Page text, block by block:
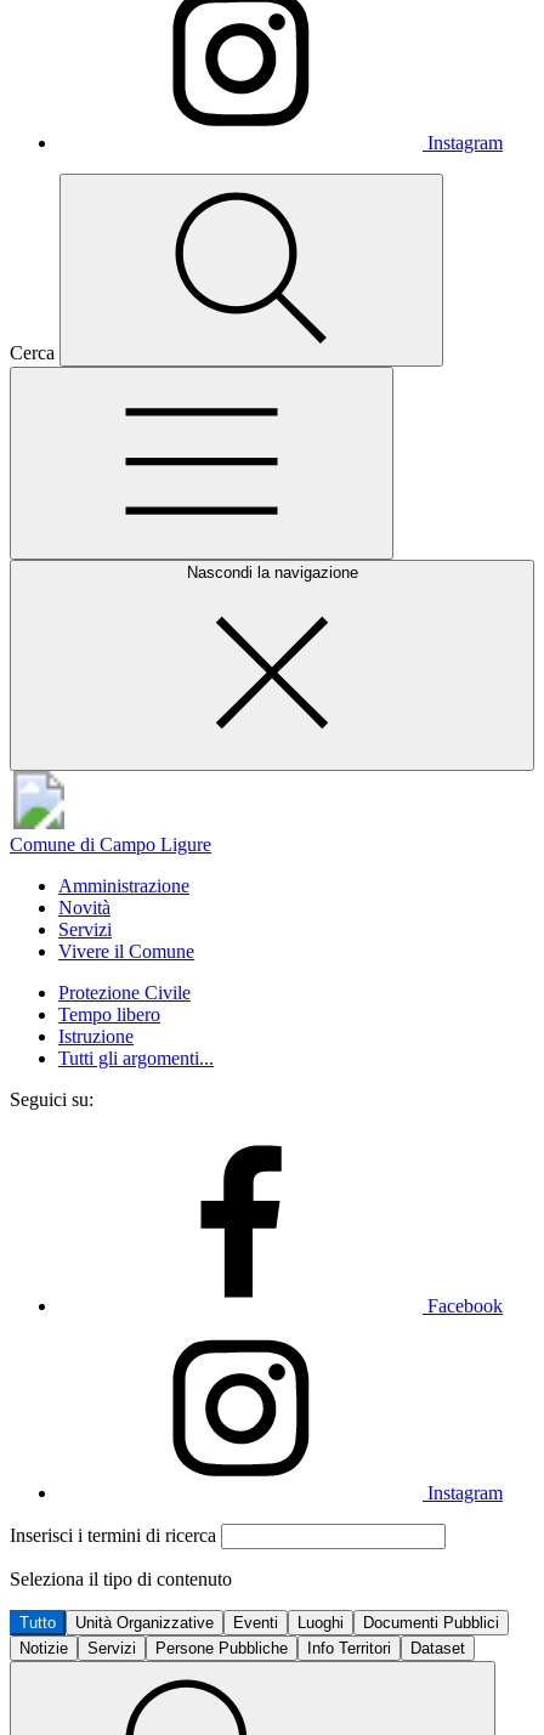
Instagram
Cerca
Nascondi la navigazione
Comune di Campo Ligure
Amministrazione
Novità
Servizi
Vivere il Comune
Protezione Civile
Tempo libero
Istruzione
Tutti gli argomenti...
Seguici su:
Facebook
Instagram
Inserisci i termini di ricerca
Seleziona il tipo di contenuto
Tutto Unità Organizzative Eventi Luoghi
Documenti Pubblici
Notizie
Servizi Persone Pubbliche Info Territori Dataset